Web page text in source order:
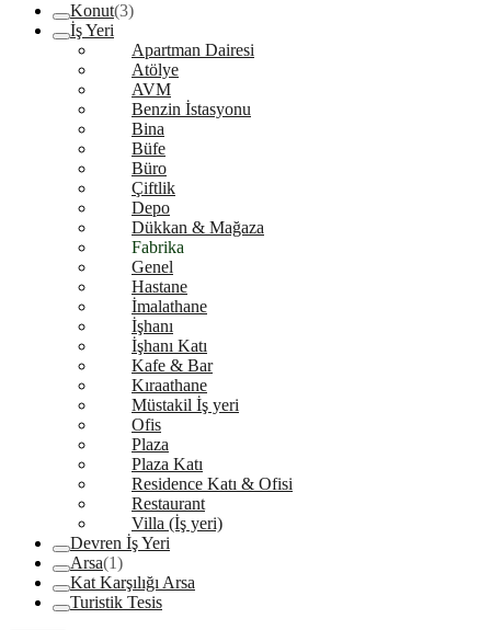
Konut(3)
İş Yeri
Apartman Dairesi
Atölye
AVM
Benzin İstasyonu
Bina
Büfe
Büro
Çiftlik
Depo
Dükkan & Mağaza
Fabrika
Genel
Hastane
İmalathane
İşhanı
İşhanı Katı
Kafe & Bar
Kıraathane
Müstakil İş yeri
Ofis
Plaza
Plaza Katı
Residence Katı & Ofisi
Restaurant
Villa (İş yeri)
Devren İş Yeri
Arsa(1)
Kat Karşılığı Arsa
Turistik Tesis